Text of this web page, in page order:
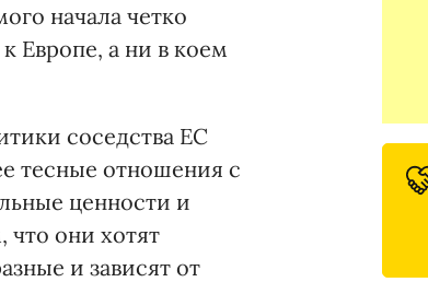
начала четко
Европе, а ни в коем
соседства ЕС
тесные отношения с
ценности и
они хотят
и зависят от